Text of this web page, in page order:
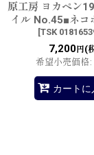
原工房 ヨカペン
イル No.45■ネコ
[TSK
7,200円(
希望小売価格:
カートに